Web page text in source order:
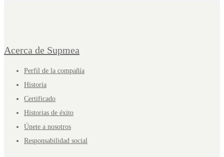
Acerca de Supmea
Perfil de la compañía
Historia
Certificado
Historias de éxito
Únete a nosotros
Responsabilidad social